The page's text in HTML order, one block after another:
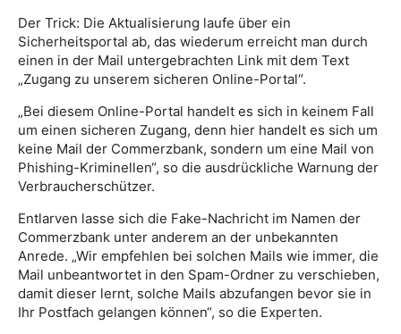
Der Trick: Die Aktualisierung laufe über ein
Sicherheitsportal ab, das wiederum erreicht man durch
einen in der Mail untergebrachten Link mit dem Text
„Zugang zu unserem sicheren Online-Portal“.
„Bei diesem Online-Portal handelt es sich in keinem Fall
um einen sicheren Zugang, denn hier handelt es sich um
keine Mail der Commerzbank, sondern um eine Mail von
Phishing-Kriminellen“, so die ausdrückliche Warnung der
Verbraucherschützer.
Entlarven lasse sich die Fake-Nachricht im Namen der
Commerzbank unter anderem an der unbekannten
Anrede. „Wir empfehlen bei solchen Mails wie immer, die
Mail unbeantwortet in den Spam-Ordner zu verschieben,
damit dieser lernt, solche Mails abzufangen bevor sie in
Ihr Postfach gelangen können“, so die Experten.